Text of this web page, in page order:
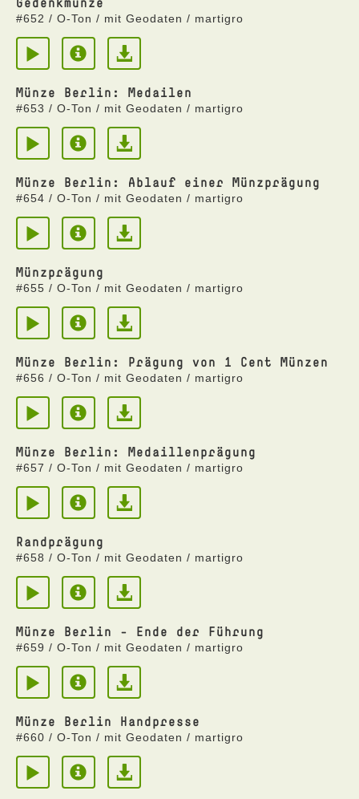
#652 / O-Ton / mit Geodaten / martigro
Münze Berlin: Medailen
#653 / O-Ton / mit Geodaten / martigro
Münze Berlin: Ablauf einer Münzprägung
#654 / O-Ton / mit Geodaten / martigro
Münzprägung
#655 / O-Ton / mit Geodaten / martigro
Münze Berlin: Prägung von 1 Cent Münzen
#656 / O-Ton / mit Geodaten / martigro
Münze Berlin: Medaillenprägung
#657 / O-Ton / mit Geodaten / martigro
Randprägung
#658 / O-Ton / mit Geodaten / martigro
Münze Berlin - Ende der Führung
#659 / O-Ton / mit Geodaten / martigro
Münze Berlin Handpresse
#660 / O-Ton / mit Geodaten / martigro